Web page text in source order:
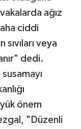
ağız
ciddi
veya
dedi.
önem
"Düzenli